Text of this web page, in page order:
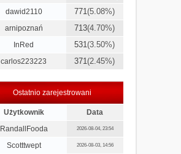
dawid2110 771(5.08%)
arnipoznań 713(4.70%)
InRed 531(3.50%)
carlos223223 371(2.45%)
Ostatnio zarejestrowani
Użytkownik
Data
RandallFooda
2026-08-04, 23:54
Scotttwept 2026-08-03, 14:56